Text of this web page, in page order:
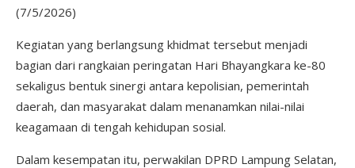
(7/5/2026)
Kegiatan yang berlangsung khidmat tersebut menjadi
bagian dari rangkaian peringatan Hari Bhayangkara ke-80
sekaligus bentuk sinergi antara kepolisian, pemerintah
daerah, dan masyarakat dalam menanamkan nilai-nilai
keagamaan di tengah kehidupan sosial.
Dalam kesempatan itu, perwakilan DPRD Lampung Selatan,